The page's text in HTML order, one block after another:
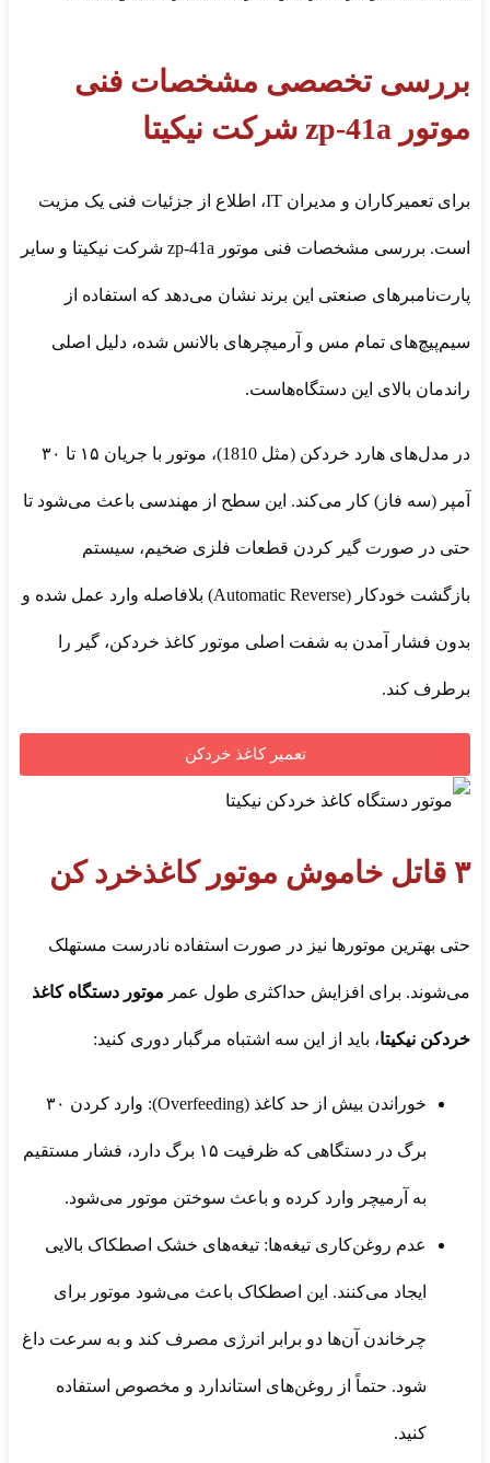
بررسی تخصصی مشخصات فنی
موتور zp-41a شرکت نیکیتا
برای تعمیرکاران و مدیران IT، اطلاع از جزئیات فنی یک مزیت
است. بررسی مشخصات فنی موتور zp-41a شرکت نیکیتا و سایر
پارت‌نامبرهای صنعتی این برند نشان می‌دهد که استفاده از
سیم‌پیچ‌های تمام مس و آرمیچرهای بالانس شده، دلیل اصلی
راندمان بالای این دستگاه‌هاست.
در مدل‌های هارد خردکن (مثل 1810)، موتور با جریان ۱۵ تا ۳۰
آمپر (سه فاز) کار می‌کند. این سطح از مهندسی باعث می‌شود تا
حتی در صورت گیر کردن قطعات فلزی ضخیم، سیستم
بازگشت خودکار (Automatic Reverse) بلافاصله وارد عمل شده و
بدون فشار آمدن به شفت اصلی موتور کاغذ خردکن، گیر را
برطرف کند.
تعمیر کاغذ خردکن
۳ قاتل خاموش موتور کاغذخرد کن
حتی بهترین موتورها نیز در صورت استفاده نادرست مستهلک
می‌شوند. برای افزایش حداکثری طول عمر موتور دستگاه کاغذ
خردکن نیکیتا، باید از این سه اشتباه مرگبار دوری کنید:
خوراندن بیش از حد کاغذ (Overfeeding): وارد کردن ۳۰
برگ در دستگاهی که ظرفیت ۱۵ برگ دارد، فشار مستقیم
به آرمیچر وارد کرده و باعث سوختن موتور می‌شود.
عدم روغن‌کاری تیغه‌ها: تیغه‌های خشک اصطکاک بالایی
ایجاد می‌کنند. این اصطکاک باعث می‌شود موتور برای
چرخاندن آن‌ها دو برابر انرژی مصرف کند و به سرعت داغ
شود. حتماً از روغن‌های استاندارد و مخصوص استفاده
کنید.